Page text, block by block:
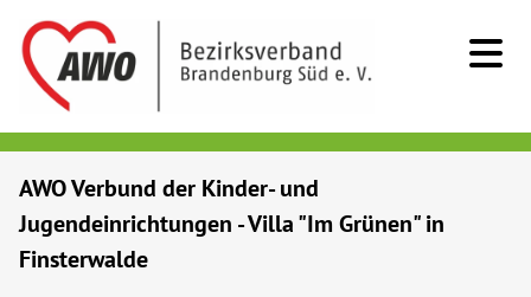
Senioren
AWO Verbund der Kinder- und
Jugendeinrichtungen - Villa "Im Grünen" in
Finsterwalde